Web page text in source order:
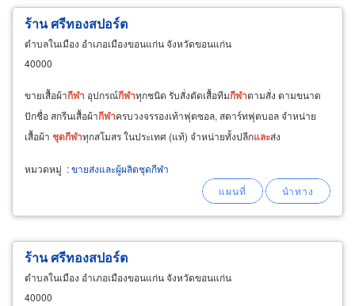
ร้าน ศรีทองสปอร์ต
ตำบลในเมือง อำเภอเมืองขอนแก่น จังหวัดขอนแก่น
40000
ขายเสื้อผ้ากีฬา อุปกรณ์กีฬาทุกชนิด รับสั่งตัดเสื้อทีมกีฬาตามสั่ง ตามขนาด
ปักชื่อ สกรีนเสื้อผ้ากีฬาครบวงจรรองเท้าฟุตซอล, สตาร์ทฟุตบอล จำหน่าย
เสื้อผ้า ชุดกีฬาทุกสโมสร ในประเทศ (แท้) จำหน่ายทั้งปลีกและส่ง
หมวดหมู่ :ขายส่งและผู้ผลิตชุดกีฬา
ร้าน ศรีทองสปอร์ต
ตำบลในเมือง อำเภอเมืองขอนแก่น จังหวัดขอนแก่น
40000